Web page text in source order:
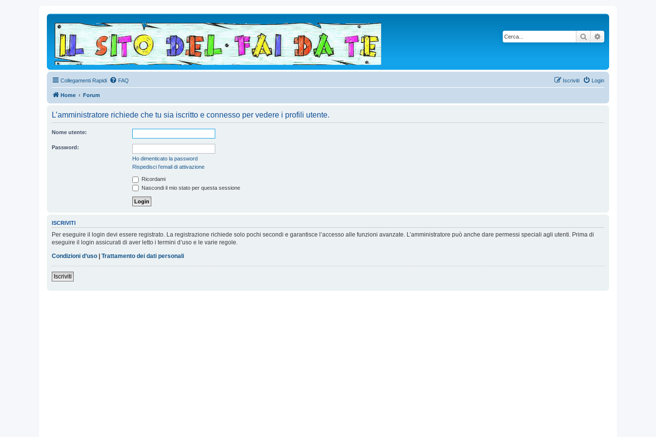
Cerca
Collegamenti Rapidi FAQ Login
Iscriviti
Home Forum
L’amministratore richiede che tu sia iscritto e connesso per vedere i profili utente.
Nome utente:
Password:
Ho dimenticato la password
Rispedisci l’email di attivazione
Ricordami
Nascondi il mio stato per questa sessione
ISCRIVITI
Per eseguire il login devi essere registrato. La registrazione richiede solo pochi secondi e garantisce l’accesso alle funzioni avanzate. L’amministratore può anche dare permessi speciali agli utenti. Prima di
eseguire il login assicurati di aver letto i termini d’uso e le varie regole.
Condizioni d’uso | Trattamento dei dati personali
Iscriviti